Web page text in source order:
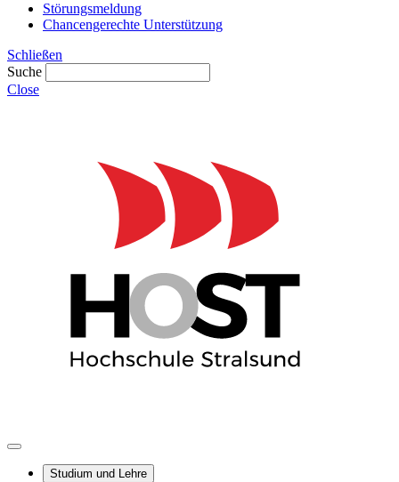
Störungsmeldung
Chancengerechte Unterstützung
Schließen
Suche
Close
Studium und Lehre